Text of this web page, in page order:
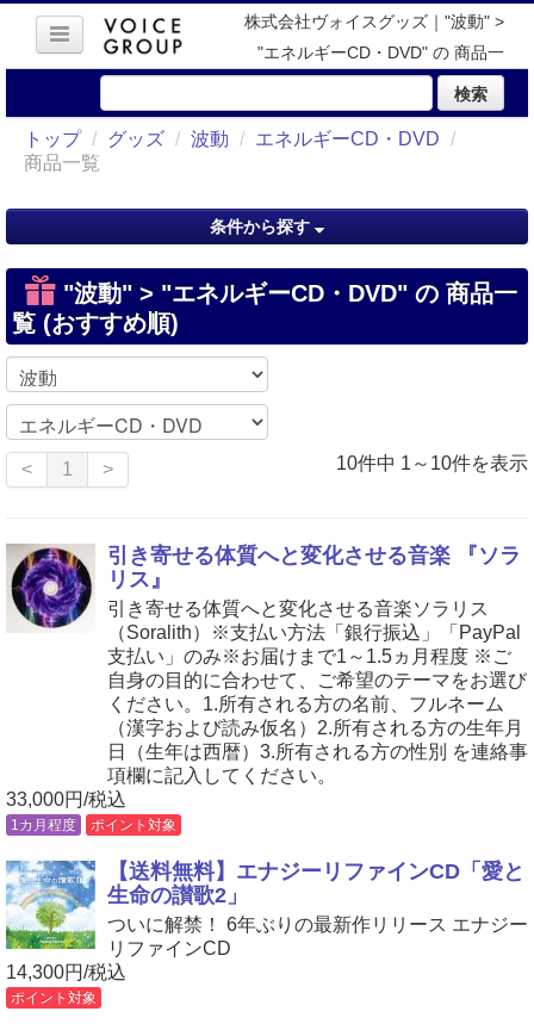
株式会社ヴォイスグッズ｜"波動" >
"エネルギーCD・DVD" の 商品一
覧 (おすすめ順)
検索
トップ / グッズ / 波動 / エネルギーCD・DVD /
商品一覧
条件から探す
"波動" > "エネルギーCD・DVD" の 商品一
覧 (おすすめ順)
10件中 1～10件を表示
< 1 >
引き寄せる体質へと変化させる音楽 『ソラ
リス』
引き寄せる体質へと変化させる音楽ソラリス
（Soralith）※支払い方法「銀行振込」「PayPal
支払い」のみ※お届けまで1～1.5ヵ月程度 ※ご
自身の目的に合わせて、ご希望のテーマをお選び
ください。1.所有される方の名前、フルネーム
（漢字および読み仮名）2.所有される方の生年月
日（生年は西暦）3.所有される方の性別 を連絡事
項欄に記入してください。
33,000円/税込
1カ月程度 ポイント対象
【送料無料】エナジーリファインCD「愛と
生命の讃歌2」
ついに解禁！ 6年ぶりの最新作リリース エナジー
リファインCD
14,300円/税込
ポイント対象